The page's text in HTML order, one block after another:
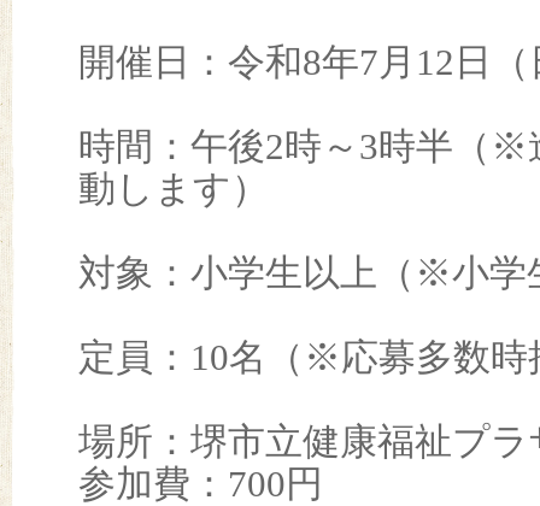
開催日：令和8年7月12日（
時間：午後2時～3時半（
動します）
対象：小学生以上（※小学
定員：10名（※応募多数時
場所：堺市立健康福祉プ
参加費：700円